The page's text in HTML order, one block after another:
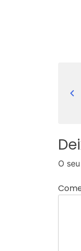
de
O